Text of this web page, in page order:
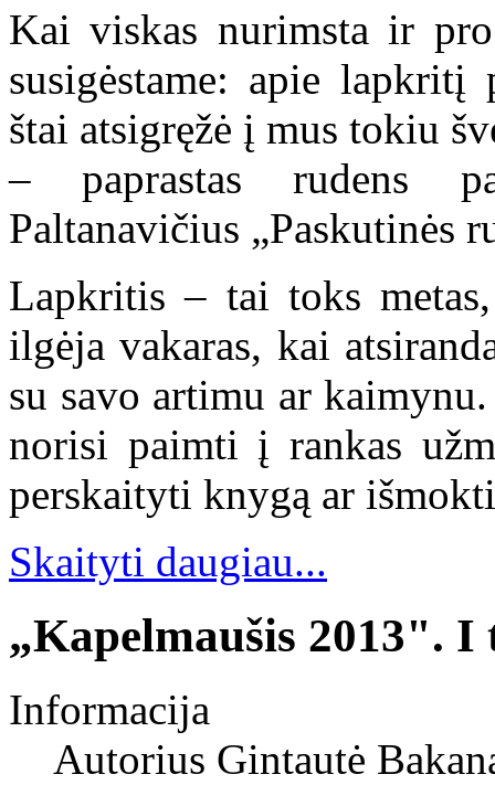
Kai viskas nurimsta ir
susigėstame: apie
štai atsigręžė į mus tokiu
– paprastas rudens
Paltanavičius „Paskutinės
Lapkritis – tai toks
ilgėja vakaras, kai
su savo artimu ar
norisi paimti į rankas
perskaityti knygą ar
Skaityti daugiau...
„Kapelmaušis 2013".
Informacija
Autorius Gintautė